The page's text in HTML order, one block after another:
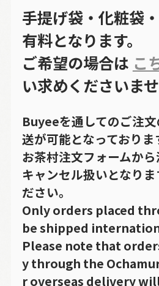
手提げ袋・化粧袋
有料となります。
ご希望の場合は こ
い求めくださいませ
Buyeeを通してのご注
送が可能となっておりま
お茶村注文フォームか
キャンセル扱いとなり
ださい。
Only orders placed
be shipped
Please note that
y through the
r overseas delivery